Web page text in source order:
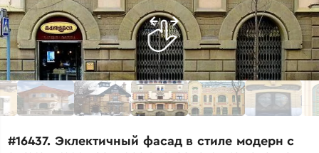
#16437. Эклектичный фасад в стиле модерн с